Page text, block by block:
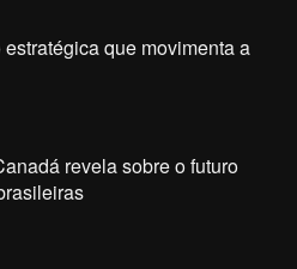
que movimenta a
revela sobre o futuro